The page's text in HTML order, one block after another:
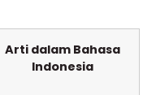
Arti dalam Bahasa
Indonesia